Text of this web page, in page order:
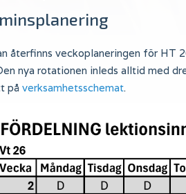
återfinns veckoplaneringen för HT
nya rotationen inleds alltid med
på verksamhetsschemat.